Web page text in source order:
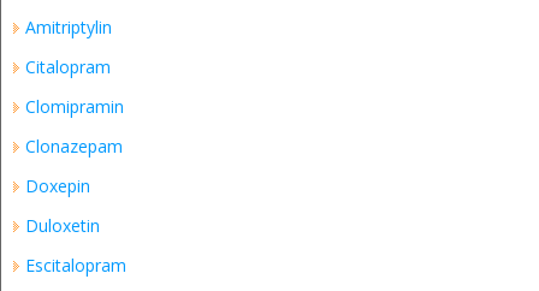
Amitriptylin
Citalopram
Clomipramin
Clonazepam
Doxepin
Duloxetin
Escitalopram